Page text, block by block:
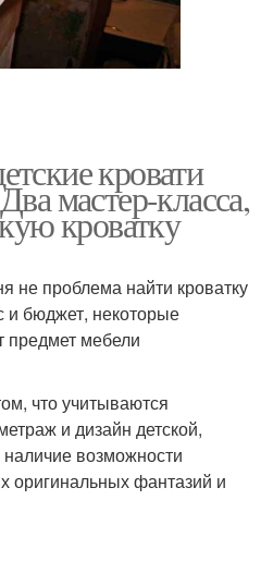
кровати
мастер-класса,
кроватку
не проблема найти кроватку
и бюджет, некоторые
предмет мебели
что учитываются
и дизайн детской,
возможности
оригинальных фантазий и